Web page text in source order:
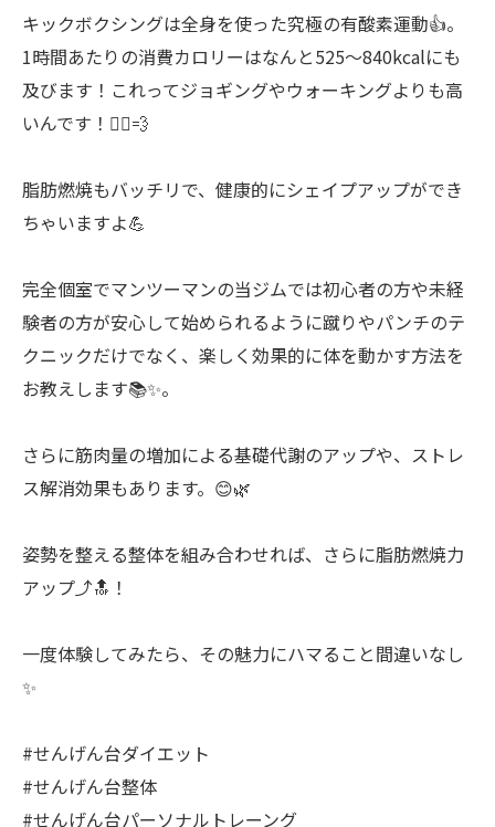
キックボクシングは全身を使った究極の有酸素運動👍。
1時間あたりの消費カロリーはなんと525〜840kcalにも
及びます！これってジョギングやウォーキングよりも高
いんです！🏃‍♂️💨
脂肪燃焼もバッチリで、健康的にシェイプアップができ
ちゃいますよ💪
完全個室でマンツーマンの当ジムでは初心者の方や未経
験者の方が安心して始められるように蹴りやパンチのテ
クニックだけでなく、楽しく効果的に体を動かす方法を
お教えします📚✨。
さらに筋肉量の増加による基礎代謝のアップや、ストレ
ス解消効果もあります。😊🌿
姿勢を整える整体を組み合わせれば、さらに脂肪燃焼力
アップ⤴️🔝！
一度体験してみたら、その魅力にハマること間違いなし
✨
#せんげん台ダイエット
#せんげん台整体
#せんげん台パーソナルトレーング